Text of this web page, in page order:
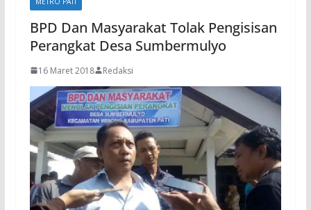
BPD Dan Masyarakat Tolak Pengisisan
Perangkat Desa Sumbermulyo
16 Maret 2018 Redaksi